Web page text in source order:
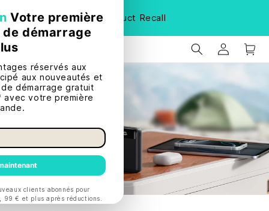
d'une réduction supplémentaire de 20 $